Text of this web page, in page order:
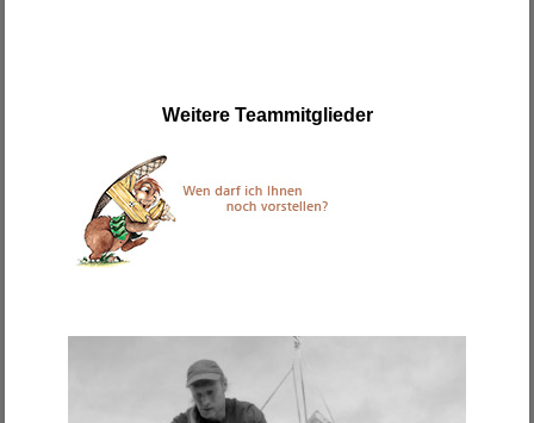
Weitere Teammitglieder